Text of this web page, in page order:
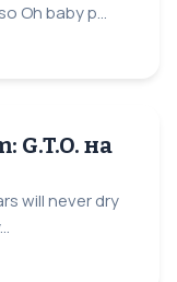
Oh baby p...
G.T.O. на
will never dry